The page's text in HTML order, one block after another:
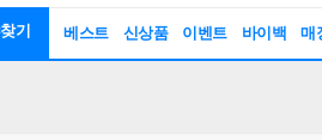
기 베스트 신상품 이벤트 바이백 매